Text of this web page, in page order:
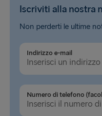
Iscriviti alla nostra
Non perderti le ultime
Indirizzo e-mail
Numero di telefono